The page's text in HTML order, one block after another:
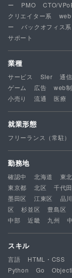
ー
PMO CTO/
クリエイター系
ー
バックオフィス系
サポート
業種
サービス SIer 通信
ゲーム
広告 web
小売り
流通 医療
就業形態
フリーランス（常駐）
勤務地
確認中 北海道 東北
東京都
北区 千代
墨田区
江東区 品
区
杉並区 豊島区
中部
近畿 九州
スキル
言語 HTML・CSS
Python
Go